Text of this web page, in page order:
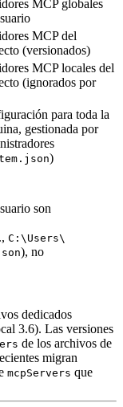
MCP globales
MCP del
(versionados)
MCP locales del
(ignorados por
para toda la
gestionada por
)
son
C:\Users\
), no
dedicados
3.6). Las versiones
de los archivos de
migran
mcpServers que